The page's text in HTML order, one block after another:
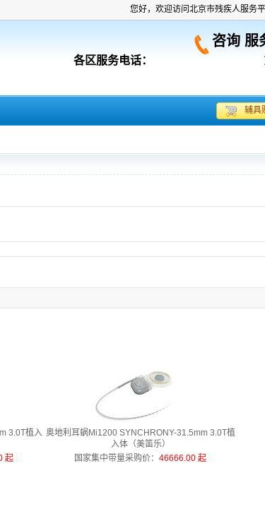
您好，欢迎访问北京市残疾人服务
咨询 服
各区服务电话：
辅具
3.0T植入
起
奥地利耳蜗Mi1200 SYNCHRONY-31.5mm 3.0T植
入体（美笛乐）
国家集中带量采购价：46666.00 起